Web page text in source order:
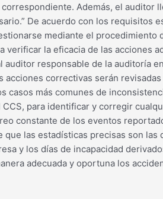
Además, el auditor
De acuerdo con los requisitos
mediante el
verificar la eficacia de las acciones
auditor responsable de la auditoría
acciones correctivas serán
casos más comunes de
para identificar y corregir
constante de los eventos
que las estadísticas precisas son
y los días de incapacidad
adecuada y oportuna los